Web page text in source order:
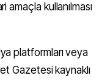
amaçla kullanılması
platformları veya
Gazetesi kaynaklı